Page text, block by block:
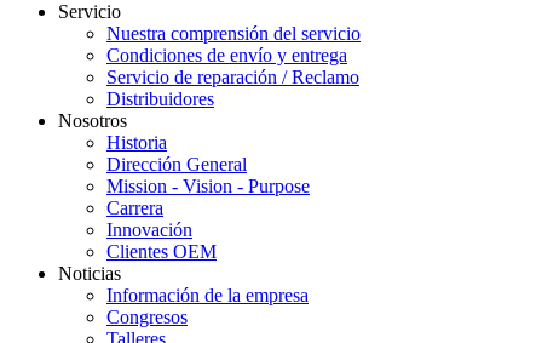
Servicio
Nuestra comprensión del servicio
Condiciones de envío y entrega
Servicio de reparación / Reclamo
Distribuidores
Nosotros
Historia
Dirección General
Mission - Vision - Purpose
Carrera
Innovación
Clientes OEM
Noticias
Información de la empresa
Congresos